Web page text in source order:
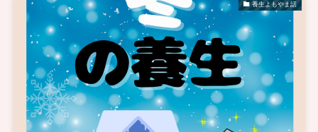
養生よもやま話